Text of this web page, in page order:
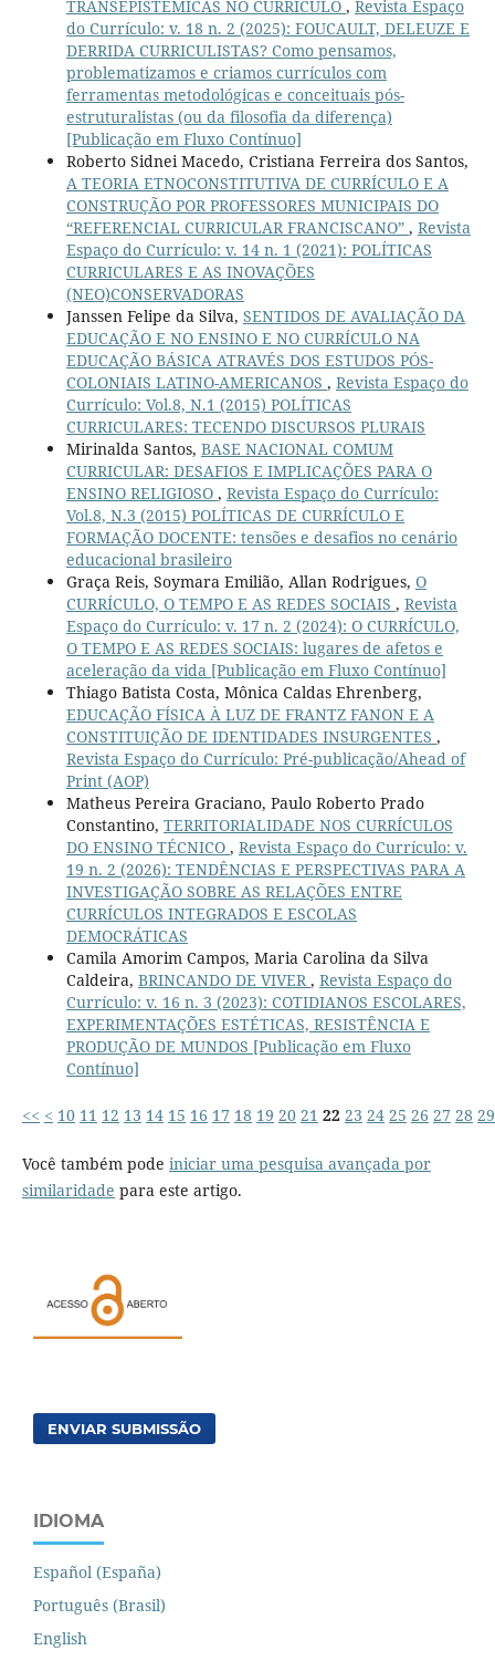
TRANSEPISTÊMICAS NO CURRÍCULO , Revista Espaço
do Currículo: v. 18 n. 2 (2025): FOUCAULT, DELEUZE E
DERRIDA CURRICULISTAS? Como pensamos,
problematizamos e criamos currículos com
ferramentas metodológicas e conceituais pós-
estruturalistas (ou da filosofia da diferença)
[Publicação em Fluxo Contínuo]
Roberto Sidnei Macedo, Cristiana Ferreira dos Santos,
A TEORIA ETNOCONSTITUTIVA DE CURRÍCULO E A
CONSTRUÇÃO POR PROFESSORES MUNICIPAIS DO
“REFERENCIAL CURRICULAR FRANCISCANO” , Revista
Espaço do Currículo: v. 14 n. 1 (2021): POLÍTICAS
CURRICULARES E AS INOVAÇÕES
(NEO)CONSERVADORAS
Janssen Felipe da Silva, SENTIDOS DE AVALIAÇÃO DA
EDUCAÇÃO E NO ENSINO E NO CURRÍCULO NA
EDUCAÇÃO BÁSICA ATRAVÉS DOS ESTUDOS PÓS-
COLONIAIS LATINO-AMERICANOS , Revista Espaço do
Currículo: Vol.8, N.1 (2015) POLÍTICAS
CURRICULARES: TECENDO DISCURSOS PLURAIS
Mirinalda Santos, BASE NACIONAL COMUM
CURRICULAR: DESAFIOS E IMPLICAÇÕES PARA O
ENSINO RELIGIOSO , Revista Espaço do Currículo:
Vol.8, N.3 (2015) POLÍTICAS DE CURRÍCULO E
FORMAÇÃO DOCENTE: tensões e desafios no cenário
educacional brasileiro
Graça Reis, Soymara Emilião, Allan Rodrigues, O
CURRÍCULO, O TEMPO E AS REDES SOCIAIS , Revista
Espaço do Currículo: v. 17 n. 2 (2024): O CURRÍCULO,
O TEMPO E AS REDES SOCIAIS: lugares de afetos e
aceleração da vida [Publicação em Fluxo Contínuo]
Thiago Batista Costa, Mônica Caldas Ehrenberg,
EDUCAÇÃO FÍSICA À LUZ DE FRANTZ FANON E A
CONSTITUIÇÃO DE IDENTIDADES INSURGENTES ,
Revista Espaço do Currículo: Pré-publicação/Ahead of
Print (AOP)
Matheus Pereira Graciano, Paulo Roberto Prado
Constantino, TERRITORIALIDADE NOS CURRÍCULOS
DO ENSINO TÉCNICO , Revista Espaço do Currículo: v.
19 n. 2 (2026): TENDÊNCIAS E PERSPECTIVAS PARA A
INVESTIGAÇÃO SOBRE AS RELAÇÕES ENTRE
CURRÍCULOS INTEGRADOS E ESCOLAS
DEMOCRÁTICAS
Camila Amorim Campos, Maria Carolina da Silva
Caldeira, BRINCANDO DE VIVER, Revista Espaço do
Currículo: v. 16 n. 3 (2023): COTIDIANOS ESCOLARES,
EXPERIMENTAÇÕES ESTÉTICAS, RESISTÊNCIA E
PRODUÇÃO DE MUNDOS [Publicação em Fluxo
Contínuo]
<< < 10 11 12 13 14 15 16 17 18 19 20 21 22 23 24 25 26 27 28 29
Você também pode iniciar uma pesquisa avançada por
similaridade para este artigo.
ENVIAR SUBMISSÃO
IDIOMA
Español (España)
Português (Brasil)
English